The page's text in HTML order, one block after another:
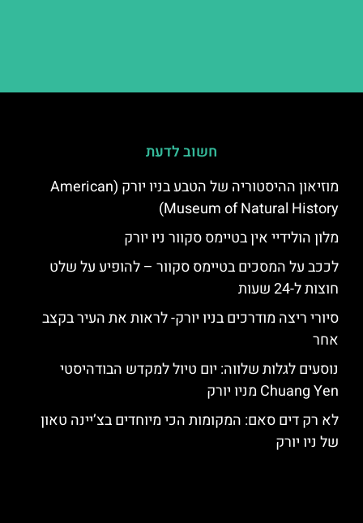
חשוב לדעת
מוזיאון ההיסטוריה של הטבע בניו יורק (American
Museum of Natural History)
מלון הולידיי אין בטיימס סקוור ניו יורק
לככב על המסכים בטיימס סקוור – להופיע על שלט
חוצות ל-24 שעות
סיורי ריצה מודרכים בניו יורק- לראות את העיר בקצב
אחר
נוסעים לגלות שלווה: יום טיול למקדש הבודהיסטי
Chuang Yen מניו יורק
לא רק דים סאם: המקומות הכי מיוחדים בצ’יינה טאון
של ניו יורק